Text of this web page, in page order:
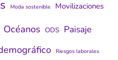
Moda sostenible Movilizaciones
Océanos ODS Paisaje
Riesgos laborales